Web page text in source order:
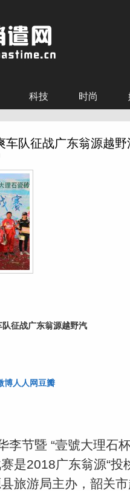
科技 时尚
车队征战广东翁源越野
征战广东翁源越野汽
博人人网豆瓣
李节暨 “壹號大理石
是2018广东翁源“投
旅游局主办，韶关